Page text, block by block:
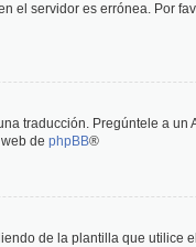
servidor es errónea. Por
traducción. Pregúntele a
de phpBB®
de la plantilla que utilice